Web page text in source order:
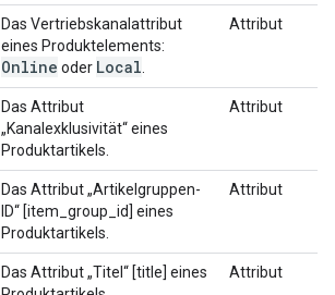
Das Vertriebskanalattribut
eines Produktelements:
Online oder Local
Attribut
Das Attribut
„Kanalexklusivität“ eines
Produktartikels.
Attribut
Das Attribut „Artikelgruppen-
ID“ [item_group_id] eines
Produktartikels.
Attribut
Das Attribut „Titel“ [title] eines
Attribut